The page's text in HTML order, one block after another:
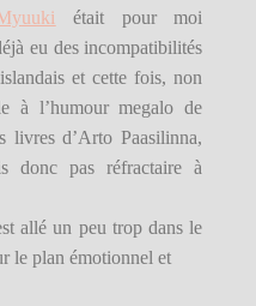
était pour moi
eu des incompatibilités
et cette fois, non
à l’humour megalo de
livres d’Arto Paasilinna,
donc pas réfractaire à
allé un peu trop dans le
le plan émotionnel et